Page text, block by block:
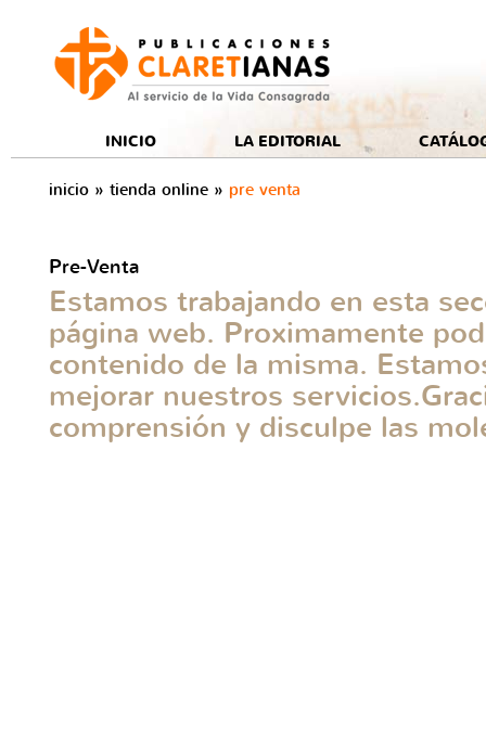
INICIO LA EDITORIAL
inicio » tienda online » pre venta
Pre-Venta
Estamos trabajando en esta
página web. Proximamente
contenido de la misma.
mejorar nuestros
comprensión y disculpe las